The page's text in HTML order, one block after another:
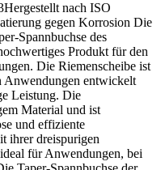
nach ISO
gegen Korrosion Die
Spannbuchse des
Produkt für den
Die Riemenscheibe ist
Anwendungen entwickelt
Leistung. Die
Material und ist
und effiziente
ihrer dreispurigen
für Anwendungen, bei